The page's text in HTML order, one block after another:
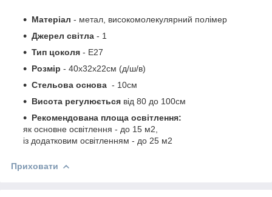
Матеріал - метал, високомолекулярний полімер
Джерел світла - 1
Тип цоколя - Е27
Розмір - 40х32х22см (д/ш/в)
Стельова основа - 10см
Висота регулюється від 80 до 100см
Рекомендована площа освітлення:
як основне освітлення - до 15 м2,
із додатковим освітленням - до 25 м2
Приховати